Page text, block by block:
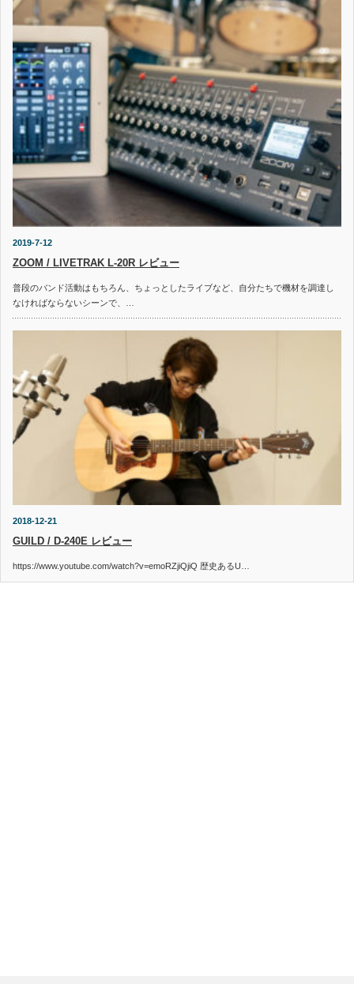
2019-7-12
ZOOM / LIVETRAK L-20R レビュー
普段のバンド活動はもちろん、ちょっとしたライブなど、自分たちで機材を調達し
なければならないシーンで、…
2018-12-21
GUILD / D-240E レビュー
https://www.youtube.com/watch?v=emoRZjiQjiQ 歴史あるU…